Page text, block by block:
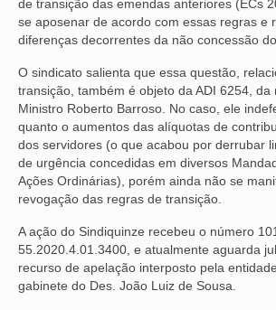
SUBSEDES
BAURU
PRESIDENTE PRUDENTE
RIBEIRÃO PRETO
SÃO JOSÉ DOS CAMPOS
SÃO JOSÉ DO RIO PRETO
SOROCABA
de transição das emendas anteriores (ECs
se aposenar de acordo com essas regras e
diferenças decorrentes da não concessão
O sindicato salienta que essa questão,
transição, também é objeto da ADI 6254, da
Ministro Roberto Barroso. No caso, ele
quanto o aumentos das alíquotas de
dos servidores (o que acabou por derrubar
de urgência concedidas em diversos
Ações Ordinárias), porém ainda não se
revogação das regras de transição.
A ação do Sindiquinze recebeu o número
55.2020.4.01.3400, e atualmente aguarda
recurso de apelação interposto pela
gabinete do Des. João Luiz de Sousa.